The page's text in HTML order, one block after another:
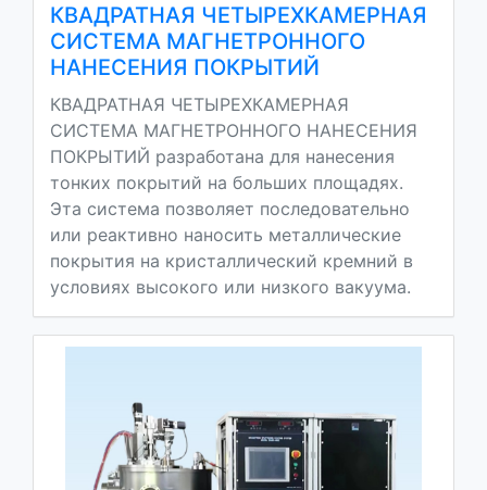
КВАДРАТНАЯ ЧЕТЫРЕХКАМЕРНАЯ
СИСТЕМА МАГНЕТРОННОГО
НАНЕСЕНИЯ ПОКРЫТИЙ
КВАДРАТНАЯ ЧЕТЫРЕХКАМЕРНАЯ
СИСТЕМА МАГНЕТРОННОГО НАНЕСЕНИЯ
ПОКРЫТИЙ разработана для нанесения
тонких покрытий на больших площадях.
Эта система позволяет последовательно
или реактивно наносить металлические
покрытия на кристаллический кремний в
условиях высокого или низкого вакуума.